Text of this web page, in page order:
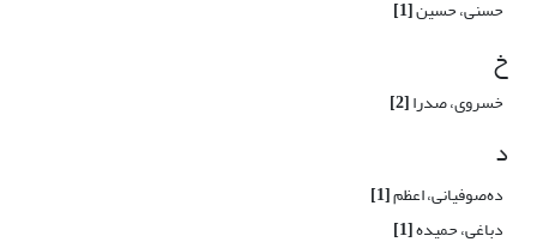
حسنی، حسین[1]
خ
خسروی، صدرا[2]
د
ده‌صوفیانی، اعظم[1]
دباغی، حمیده[1]